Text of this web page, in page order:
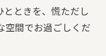
ときを、慌ただし
空間でお過ごしくだ